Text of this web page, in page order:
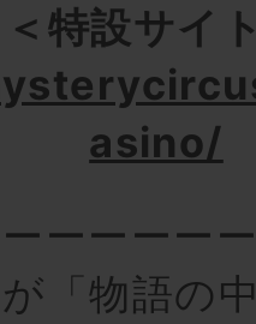
＜特設サイ
asino/
ーーーー
「物語の